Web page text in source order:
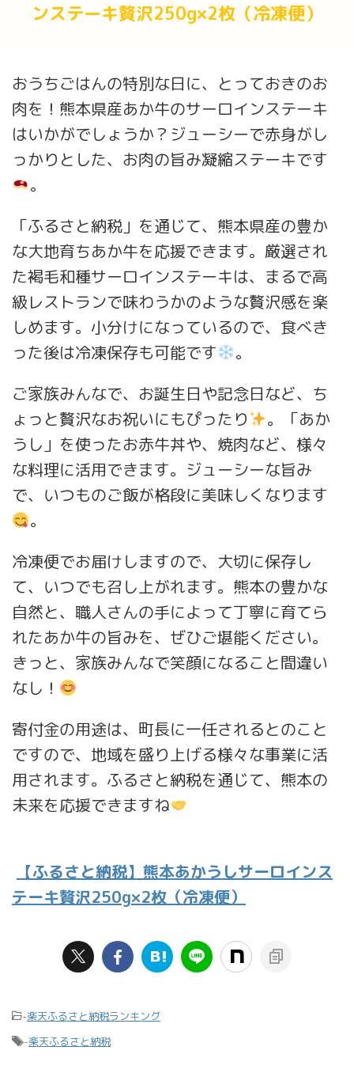
ンステーキ贅沢250g×2枚（冷凍便）
おうちごはんの特別な日に、とっておきのお
肉を！熊本県産あか牛のサーロインステーキ
はいかがでしょうか？ジューシーで赤身がし
っかりとした、お肉の旨み凝縮ステーキです
。
「ふるさと納税」を通じて、熊本県産の豊か
な大地育ちあか牛を応援できます。厳選され
た褐毛和種サーロインステーキは、まるで高
級レストランで味わうかのような贅沢感を楽
しめます。小分けになっているので、食べき
った後は冷凍保存も可能です
。
ご家族みんなで、お誕生日や記念日など、ち
ょっと贅沢なお祝いにもぴったり
。「あか
うし」を使ったお赤牛丼や、焼肉など、様々
な料理に活用できます。ジューシーな旨み
で、いつものご飯が格段に美味しくなります
。
冷凍便でお届けしますので、大切に保存し
て、いつでも召し上がれます。熊本の豊かな
自然と、職人さんの手によって丁寧に育てら
れたあか牛の旨みを、ぜひご堪能ください。
きっと、家族みんなで笑顔になること間違い
なし！
寄付金の用途は、町長に一任されるとのこと
ですので、地域を盛り上げる様々な事業に活
用されます。ふるさと納税を通じて、熊本の
未来を応援できますね
【ふるさと納税】熊本あかうしサーロインス
テーキ贅沢250g×2枚（冷凍便）
-楽天ふるさと納税ランキング
-楽天ふるさと納税